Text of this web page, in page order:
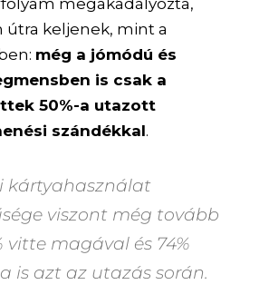
megakadályozta,
útra keljenek, mint a
még a jómódú és
is csak a
50%-a utazott
szándékkal.
kártyahasználat
viszont még tovább
vitte magával és 74%
is azt az utazás során.